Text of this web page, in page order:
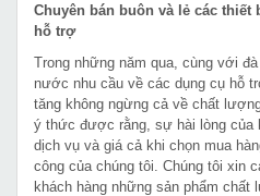
Chuyên bán buôn và lẻ các thiết
hỗ trợ
Trong những năm qua, cùng với
nước nhu cầu về các dụng cụ hỗ
tăng không ngừng cả về chất
ý thức được rằng, sự hài lòng của
dịch vụ và giá cả khi chọn mua
công của chúng tôi. Chúng tôi xin
khách hàng những sản phẩm chất